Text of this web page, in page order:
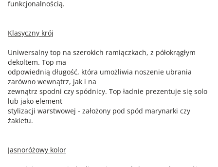
funkcjonalnością.
Klasyczny krój
Uniwersalny top na szerokich ramiączkach, z półokrągłym
dekoltem. Top ma
odpowiednią długość, która umożliwia noszenie ubrania
zarówno wewnątrz, jak i na
zewnątrz spodni czy spódnicy. Top ładnie prezentuje się solo
lub jako element
stylizacji warstwowej - założony pod spód marynarki czy
żakietu.
Jasnoróżowy kolor